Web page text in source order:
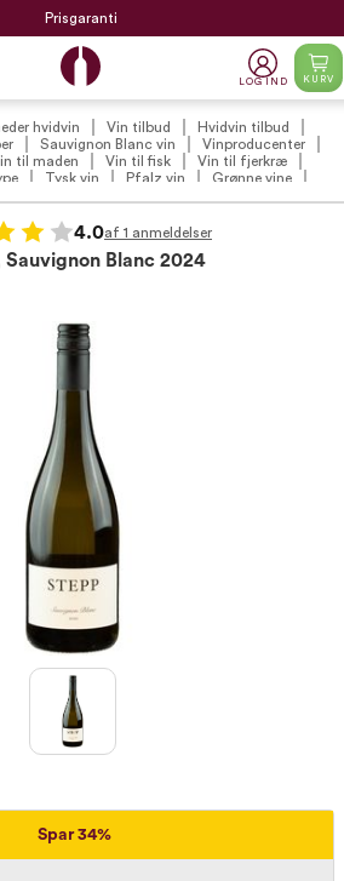
LOG IND KURV
hvidvin Vin tilbud
Hvidvin tilbud
Sauvignon Blanc vin
Vinproducenter
til maden Vin til fisk
Vin til fjerkræ
Tysk vin Pfalz vin
Grønne vine
Anmeldte vine Din Vinguide
4.0af 1 anmeldelser
Sauvignon Blanc 2024
Spar 34%